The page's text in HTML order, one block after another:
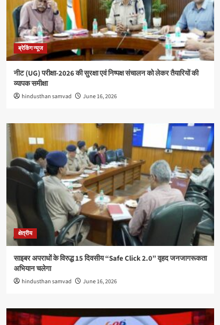
ब्रेकिंग न्यूज
नीट (UG) परीक्षा-2026 की सुरक्षा एवं निष्पक्ष संचालन को लेकर तैयारियों की
व्यापक समीक्षा
hindusthan samvad June 16, 2026
क्षेत्रीय
साइबर अपराधों के विरुद्ध 15 दिवसीय “Safe Click 2.0” वृहद जनजागरूकता
अभियान चलेगा
hindusthan samvad June 16, 2026